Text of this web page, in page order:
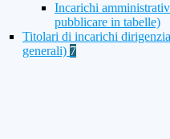
Incarichi
pubblicare in tabelle)
Titolari di incarichi
generali) 7